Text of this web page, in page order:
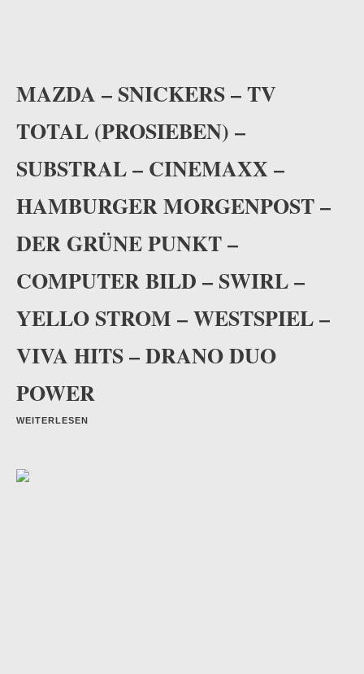
MAZDA – SNICKERS – TV
TOTAL (PROSIEBEN) –
SUBSTRAL – CINEMAXX –
HAMBURGER MORGENPOST –
DER GRÜNE PUNKT –
COMPUTER BILD – SWIRL –
YELLO STROM – WESTSPIEL –
VIVA HITS – DRANO DUO
POWER
WEITERLESEN